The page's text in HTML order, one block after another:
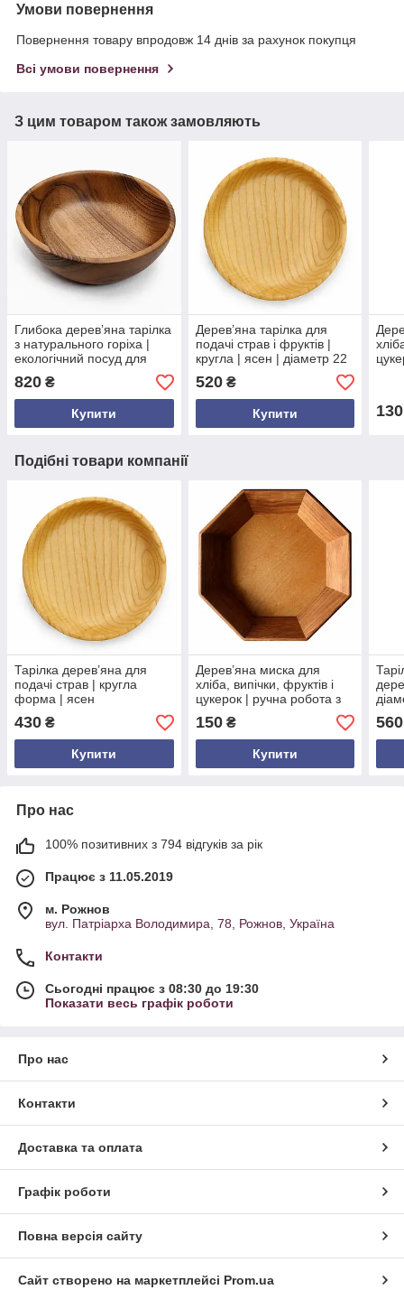
Умови повернення
Повернення товару впродовж 14 днів за рахунок покупця
Всі умови повернення
З цим товаром також замовляють
Глибока дерев’яна тарілка
з натурального горіха |
екологічний посуд для
подачі фруктів і страв
820 ₴
Купити
Дерев’яна тарілка для
подачі страв і фруктів |
кругла | ясен | діаметр 22
см | висота 3.8 см
520₴
Купити 130
Подібні товари компанії
Тарілка дерев’яна для
подачі страв | кругла
форма | ясен
натуральний | діаметр 18
см | висота 3.8 см
430 ₴
Купити
Дерев’яна миска для
хліба, випічки, фруктів і
цукерок | ручна робота з
дуба | фігурна форма | 26
см | висота 5 см | дно
фанера
150₴
Купити
560
Про нас
100% позитивних з 794 відгуків за рік
Працює з 11.05.2019
м. Рожнов
вул. Патріарха Володимира, 78, Рожнов, Україна
Контакти
Сьогодні працює з 08:30 до 19:30
Показати весь графік роботи
Про нас
Контакти
Доставка та оплата
Графік роботи
Повна версія сайту
Сайт створено на маркетплейсі Prom.ua